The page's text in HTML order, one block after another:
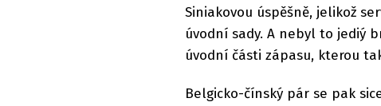
Siniakovou úspěšně, jelikož
úvodní sady. A nebyl to jediý
úvodní části zápasu, kterou
Belgicko-čínský pár se pak